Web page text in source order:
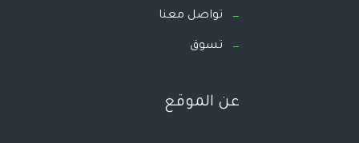
تواصل معنا
تسوق
عن الموقع